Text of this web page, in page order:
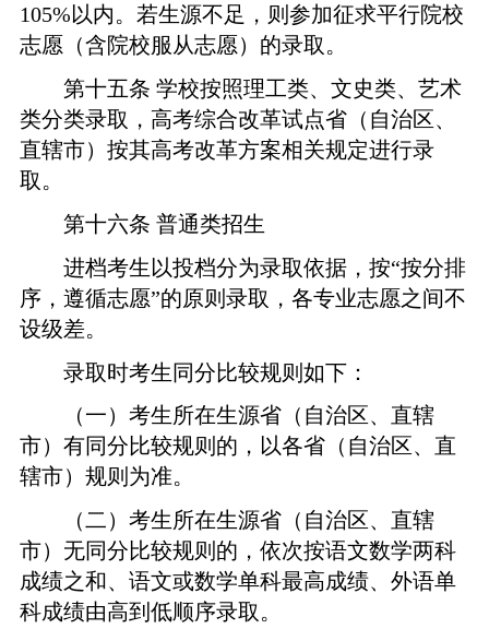
105%以内。若生源不足，则参加征求平行院校
志愿（含院校服从志愿）的录取。
第十五条 学校按照理工类、文史类、艺术
类分类录取，高考综合改革试点省（自治区、
直辖市）按其高考改革方案相关规定进行录
取。
第十六条 普通类招生
进档考生以投档分为录取依据，按“按分排
序，遵循志愿”的原则录取，各专业志愿之间不
设级差。
录取时考生同分比较规则如下：
（一）考生所在生源省（自治区、直辖
市）有同分比较规则的，以各省（自治区、直
辖市）规则为准。
（二）考生所在生源省（自治区、直辖
市）无同分比较规则的，依次按语文数学两科
成绩之和、语文或数学单科最高成绩、外语单
科成绩由高到低顺序录取。